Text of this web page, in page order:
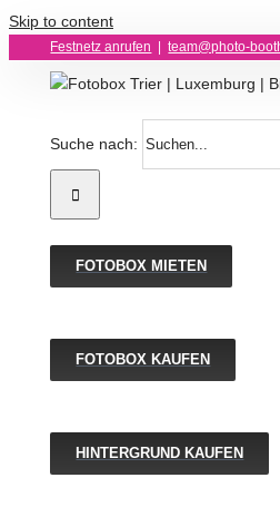
Skip to content
Festnetz anrufen team@photo-
Suche nach:
FOTOBOX MIETEN
FOTOBOX KAUFEN
HINTERGRUND KAUFEN